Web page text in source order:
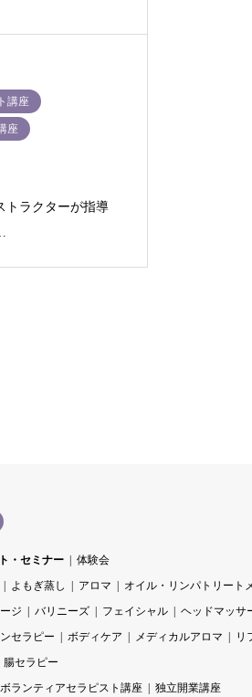
講座
座
トラクターが指導
・セミナー
体験会
よもぎ蒸し アロマ オイル・リンパトリート
ジ
バリニーズ フェイシャル ヘッドマッサ
セラピー
ボディケア メディカルアロマ リ
腸セラピー
ボランティアセラピスト講座 独立開業講座